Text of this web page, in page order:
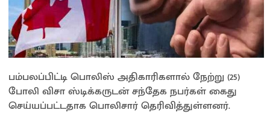
பம்பலப்பிட்டி பொலிஸ் அதிகாரிகளால் நேற்று (25)
போலி விசா ஸ்டிக்கருடன் சந்தேக நபர்கள் கைது
செய்யப்பட்டதாக பொலிசார் தெரிவித்துள்ளனர்.